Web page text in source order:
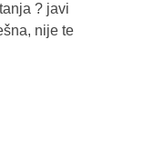
? javi
nije te